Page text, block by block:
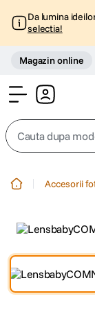
Da lumina
selectia!
Magazin online
Cauta dupa
3. trepied
Accesorii